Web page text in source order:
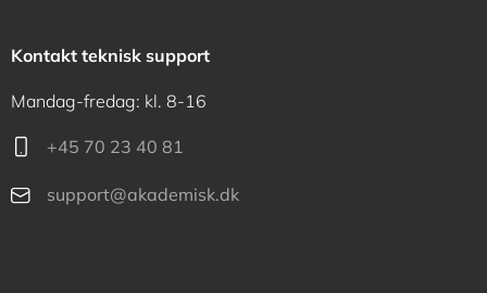
Kontakt teknisk support
Mandag-fredag: kl. 8-16
+45 70 23 40 81
support@akademisk.dk